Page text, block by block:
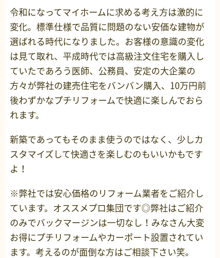
令和になってマイホームに求める考え方は激的に
変化。標準仕様で品質に問題のない安価な建物が
選ばれる時代になりました。お客様の意識の変化
は見て取れ、平成時代では高級注文住宅を購入し
ていたであろう医師、公務員、安定の大企業の
方々が弊社の建売住宅をバンバン購入、10万円前
後わずかなプチリフォームで快適に楽しんでおら
れます。
新築であってもそのまま使うのではなく、少しカ
スタマイズして快適さを楽しむのもいいかもです
よ！
※弊社では安心価格のリフォーム業者をご紹介し
ています。オススメプロ集団です◎弊社はご紹介
のみでバックマージンは一切なし！みなさん大変
お得にプチリフォームやカーポート設置されてい
ます。考えるのが面倒な方はご相談下さい笑。